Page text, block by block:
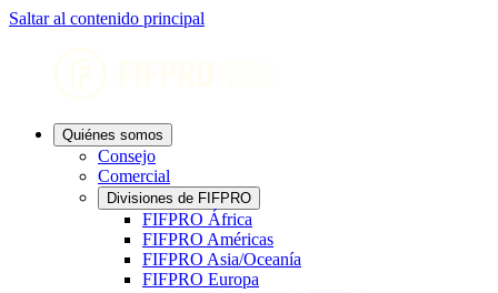
Saltar al contenido principal
Quiénes somos
Consejo
Comercial
Divisiones de FIFPRO
FIFPRO África
FIFPRO Américas
FIFPRO Asia/Oceanía
FIFPRO Europa